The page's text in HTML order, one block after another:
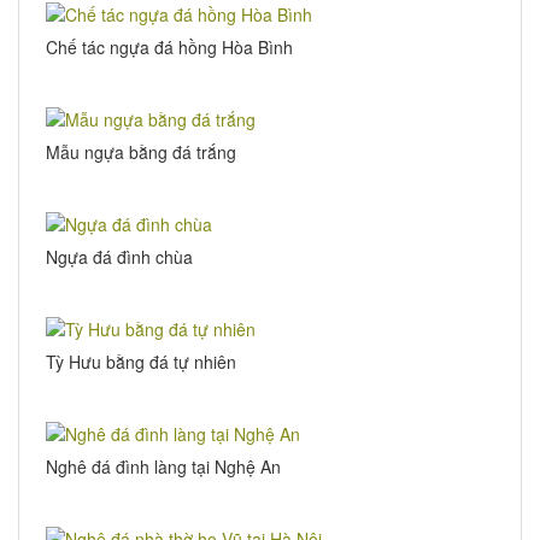
Chế tác ngựa đá hồng Hòa Bình
Mẫu ngựa bằng đá trắng
Ngựa đá đình chùa
Tỳ Hưu bằng đá tự nhiên
Nghê đá đình làng tại Nghệ An